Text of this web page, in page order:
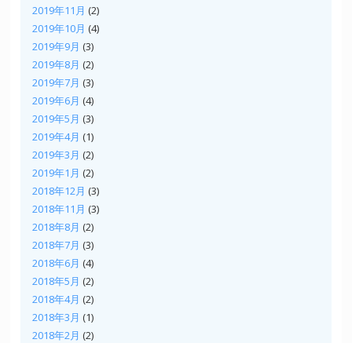
2019年11月 (2)
2019年10月 (4)
2019年9月 (3)
2019年8月 (2)
2019年7月 (3)
2019年6月 (4)
2019年5月 (3)
2019年4月 (1)
2019年3月 (2)
2019年1月 (2)
2018年12月 (3)
2018年11月 (3)
2018年8月 (2)
2018年7月 (3)
2018年6月 (4)
2018年5月 (2)
2018年4月 (2)
2018年3月 (1)
2018年2月 (2)